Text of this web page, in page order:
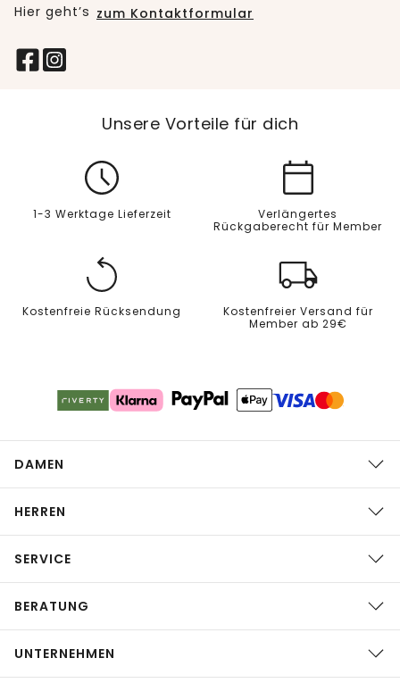
Hier geht’s zum Kontaktformular
Unsere Vorteile für dich
1-3 Werktage Lieferzeit
Verlängertes
Rückgaberecht für Member
Kostenfreie Rücksendung
Kostenfreier Versand für
Member ab 29€
DAMEN
HERREN
SERVICE
BERATUNG
UNTERNEHMEN